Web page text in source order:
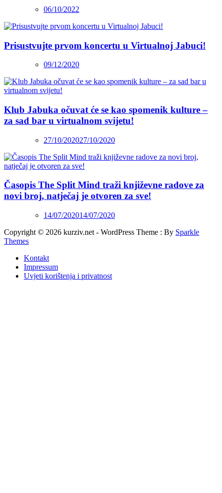
06/10/2022
Prisustvujte prvom koncertu u Virtualnoj Jabuci!
09/12/2020
Klub Jabuka očuvat će se kao spomenik kulture –
za sad bar u virtualnom svijetu!
27/10/202027/10/2020
Časopis The Split Mind traži književne radove za
novi broj, natječaj je otvoren za sve!
14/07/202014/07/2020
Copyright © 2026 kurziv.net - WordPress Theme : By Sparkle
Themes
Kontakt
Impressum
Uvjeti korištenja i privatnost